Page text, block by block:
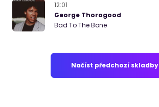
12:01
George Thorogood
Bad To The Bone
Načíst předchozí skladby